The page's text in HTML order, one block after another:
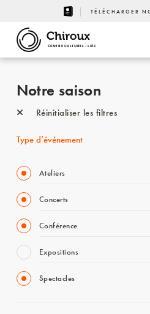
TÉLÉCHARGER
CENTRE CULTUREL - LIÈGE
Notre saison
Réinitialiser les filtres
Type d’événement
Ateliers
Concerts
Conférence
Expositions
Spectacles